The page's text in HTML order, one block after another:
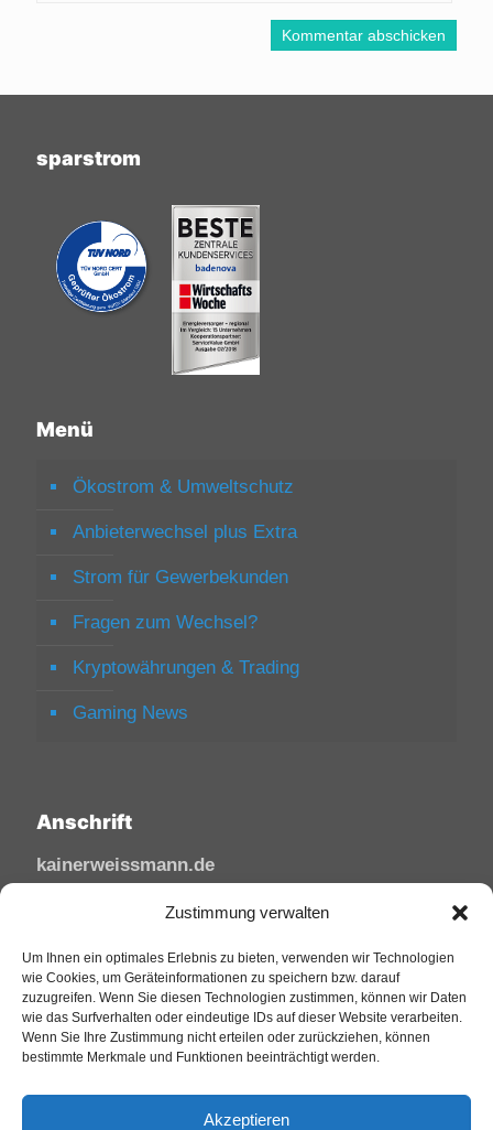
Zustimmung verwalten
Um Ihnen ein optimales Erlebnis zu bieten, verwenden wir Technologien
wie Cookies, um Geräteinformationen zu speichern bzw. darauf
zuzugreifen. Wenn Sie diesen Technologien zustimmen, können wir Daten
wie das Surfverhalten oder eindeutige IDs auf dieser Website verarbeiten.
Wenn Sie Ihre Zustimmung nicht erteilen oder zurückziehen, können
bestimmte Merkmale und Funktionen beeinträchtigt werden.
Akzeptieren
sparstrom
Menü
Ökostrom & Umweltschutz
Anbieterwechsel plus Extra
Strom für Gewerbekunden
Fragen zum Wechsel?
Kryptowährungen & Trading
Gaming News
Anschrift
kainerweissmann.de
Linzhausenstraße
Deutschland
Tel: 02644/945 81 88
Mail: kai@sfw-media.de